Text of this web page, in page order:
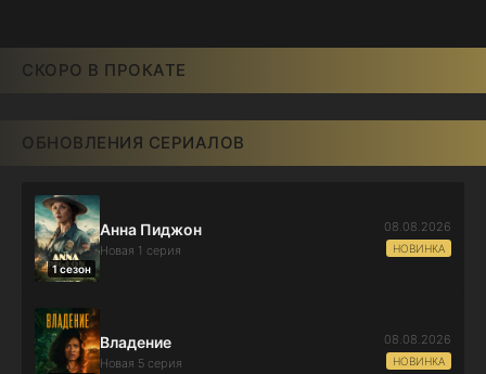
СКОРО В ПРОКАТЕ
ОБНОВЛЕНИЯ СЕРИАЛОВ
1 сезон
Анна Пиджон
Новая 1 серия
08.08.2026
НОВИНКА
Владение
Новая 5 серия
08.08.2026
НОВИНКА